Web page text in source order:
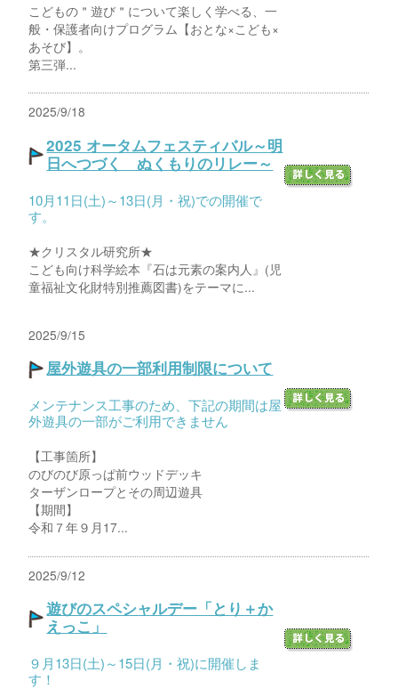
こどもの＂遊び＂について楽しく学べる、一
般・保護者向けプログラム【おとな×こども×
あそび】。
第三弾...
2025/9/18
2025 オータムフェスティバル～明
日へつづく ぬくもりのリレー～
10月11日(土)～13日(月・祝)での開催で
す。
★クリスタル研究所★
こども向け科学絵本『石は元素の案内人』(児
童福祉文化財特別推薦図書)をテーマに...
2025/9/15
屋外遊具の一部利用制限について
メンテナンス工事のため、下記の期間は屋
外遊具の一部がご利用できません
【工事箇所】
のびのび原っぱ前ウッドデッキ
ターザンロープとその周辺遊具
【期間】
令和７年９月17...
2025/9/12
遊びのスペシャルデー「とり＋か
えっこ」
９月13日(土)～15日(月・祝)に開催しま
す！